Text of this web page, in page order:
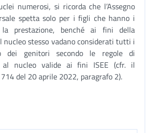
numerosi, si ricorda che l’Assegno
spetta solo per i figli che hanno i
prestazione, benché ai fini della
nucleo stesso vadano considerati tutti i
dei genitori secondo le regole di
al nucleo valide ai fini ISEE (cfr. il
del 20 aprile 2022, paragrafo 2).